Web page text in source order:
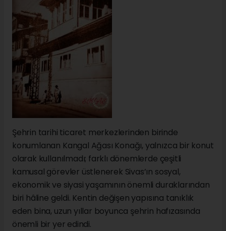
Şehrin tarihi ticaret merkezlerinden birinde
konumlanan Kangal Ağası Konağı, yalnızca bir konut
olarak kullanılmadı; farklı dönemlerde çeşitli
kamusal görevler üstlenerek Sivas’ın sosyal,
ekonomik ve siyasi yaşamının önemli duraklarından
biri hâline geldi. Kentin değişen yapısına tanıklık
eden bina, uzun yıllar boyunca şehrin hafızasında
önemli bir yer edindi.